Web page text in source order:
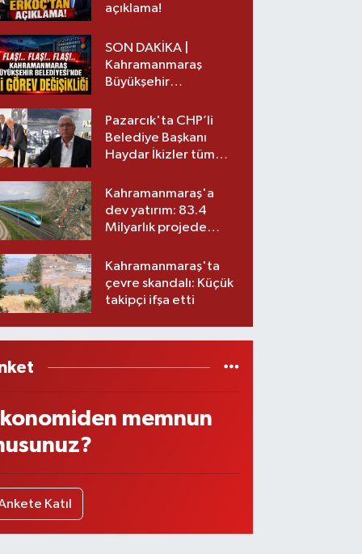
açıklama!
SON DAKİKA |
Kahramanmaraş
Büyükşehir
görev değişikliği!
Pazarcık'ta CHP’li
Belediye Başkanı
Haydar İkizler tüm
yeni partisi
Kahramanmaraş'a
dev yatırım: 83.4
Milyarlık projede
Kahramanmaraş'ta
çevre skandalı: Küçük
takipçi ifşa etti
memnun
Katıl